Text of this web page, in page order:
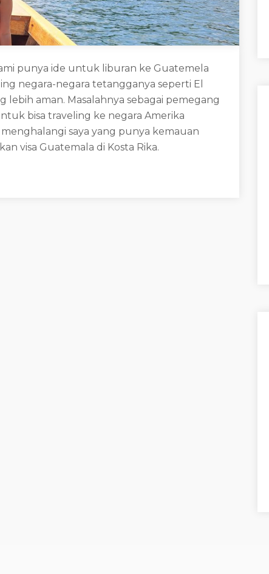
punya ide untuk liburan ke Guatemela
negara-negara tetangganya seperti El
aman. Masalahnya sebagai pemegang
bisa traveling ke negara Amerika
saya yang punya kemauan
visa Guatemala di Kosta Rika.